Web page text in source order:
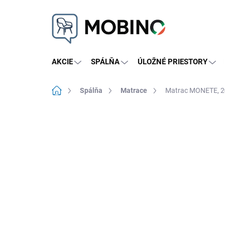
AKCIE SPÁLŇA ÚLOŽNÉ PRIESTORY
DomovSpálňa Matrace Matrac MONETE,